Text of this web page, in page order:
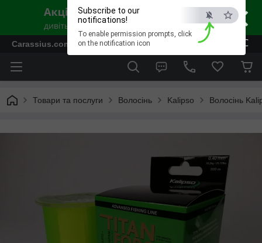
×
ESC
Subscribe to our
notifications!
To enable permission prompts, click
on the notification icon
Carassius.com.ua - Все для риболовлі та відпочинку
Товари та послуги Волосінь Kalipso Волосінь